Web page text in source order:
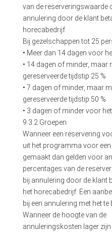
van de reserveringswaarde
annulering door de klant
horecabedrijf.
Bij gezelschappen tot 25
• Meer dan 14 dagen voor
• 14 dagen of minder, maar
gereserveerde tijdstip 25 %
• 7 dagen of minder, maar
gereserveerde tijdstip 50 %
• 3 dagen of minder voor
9.3.2 Groepen
Wanneer een reservering
uit het programma voor
gemaakt dan gelden voor
percentages van de
bij annulering door de klant
het horecabedrijf. Een
bij een annulering met het te
Wanneer de hoogte van de
annuleringskosten lager